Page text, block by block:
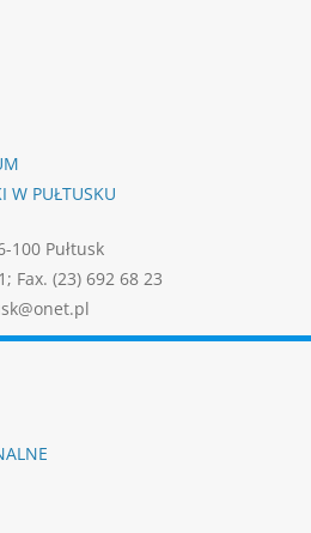
W PUŁTUSKU
100 Pułtusk
Fax. (23) 692 68 23